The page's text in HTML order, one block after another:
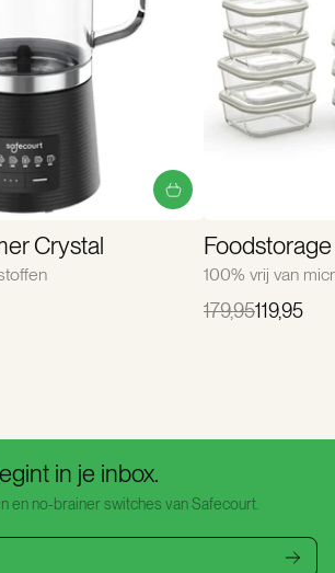
Crystal Foodstorage
100% vrij van
179,95119,95
in je inbox.
en no-brainer switches van Safecourt.